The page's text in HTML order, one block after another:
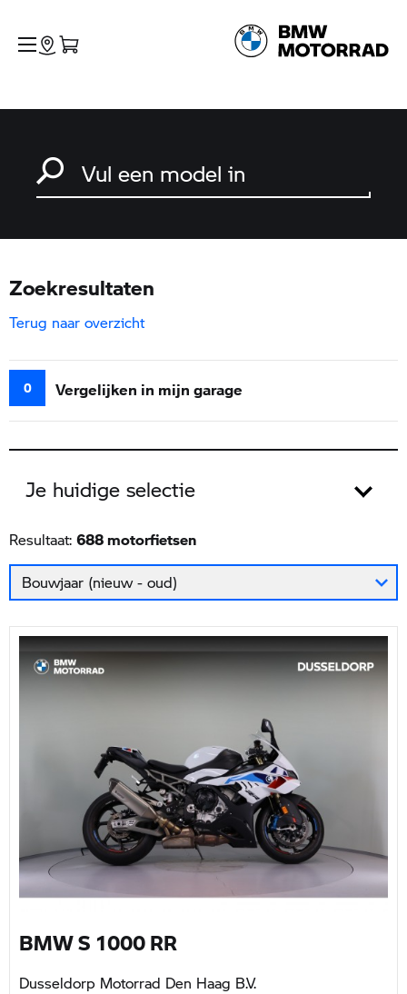
Zoek naar een motorfiets
Zoekresultaten
Terug naar overzicht
0 Vergelijken in mijn garage
Je huidige selectie
Resultaat:
Bouwjaar (nieuw - oud)
BMW S 1000 RR
Dusseldorp Motorrad Den Haag B.V.